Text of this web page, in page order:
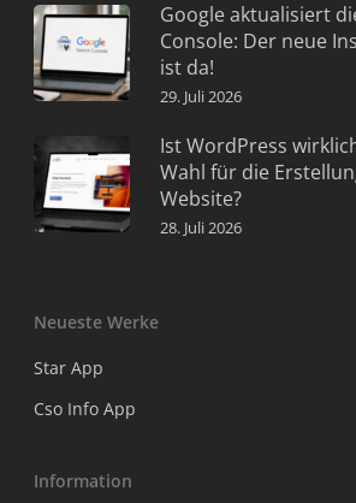
Google aktualisiert
Console: Der neue
ist da!
29. Juli 2026
Ist WordPress
Wahl für die
Website?
28. Juli 2026
Neueste Werke
Star App
Cso Info App
Information